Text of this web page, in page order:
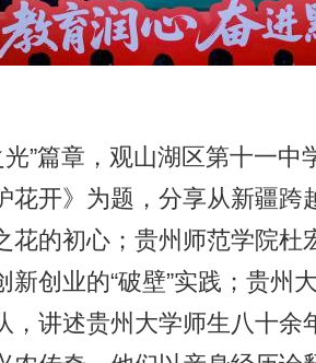
篇章，观山湖区第十一中
花开》为题，分享从新疆跨
花的初心；贵州师范学院杜
新创业的“破壁”实践；贵州
，讲述贵州大学师生八十余